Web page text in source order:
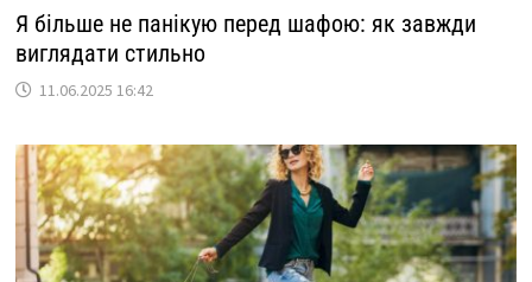
Я більше не панікую перед шафою: як завжди
виглядати стильно
11.06.2025 16:42